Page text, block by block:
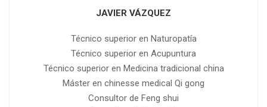
JAVIER VÁZQUEZ
Técnico superior en Naturopatía
Técnico superior en Acupuntura
Técnico superior en Medicina tradicional china
Máster en chinesse medical Qi gong
Consultor de Feng shui